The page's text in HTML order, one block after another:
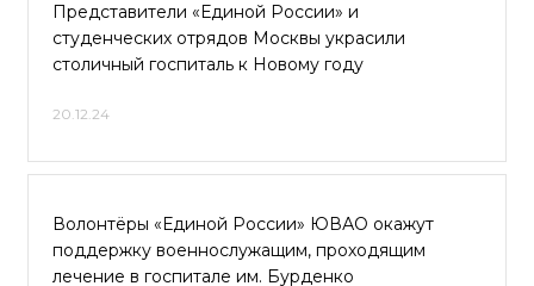
Представители «Единой России» и
студенческих отрядов Москвы украсили
столичный госпиталь к Новому году
20.12.24
Волонтёры «Единой России» ЮВАО окажут
поддержку военнослужащим, проходящим
лечение в госпитале им. Бурденко